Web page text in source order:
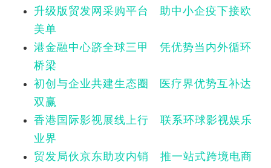
升级版贸发网采购平台 助中小企疫下接欧
美单
港金融中心跻全球三甲 凭优势当内外循环
桥梁
初创与企业共建生态圈 医疗界优势互补达
双赢
香港国际影视展线上行 联系环球影视娱乐
业界
贸发局伙京东助攻内销 推一站式跨境电商